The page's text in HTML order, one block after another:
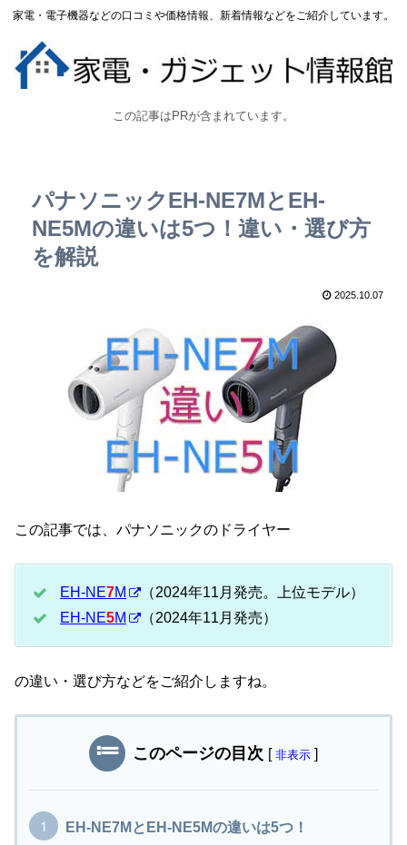
家電・電子機器などの口コミや価格情報、新着情報などをご紹介しています。
この記事はPRが含まれています。
パナソニックEH-NE7MとEH-
NE5Mの違いは5つ！違い・選び方
を解説
2025.10.07
この記事では、パナソニックのドライヤー
EH-NE7M
（2024年11月発売。上位モデル）
EH-NE5M （2024年11月発売）
の違い・選び方などをご紹介しますね。
このページの目次 [ 非表示 ]
EH-NE7MとEH-NE5Mの違いは5つ！